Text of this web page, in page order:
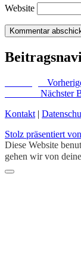
Website
Nächster
Kontakt |
Stolz präsentiert
Diese Website
gehen wir von